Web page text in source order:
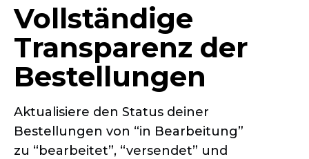
Vollständige
Transparenz der
Bestellungen
Aktualisiere den Status deiner
Bestellungen von “in Bearbeitung”
zu “bearbeitet”, “versendet” und